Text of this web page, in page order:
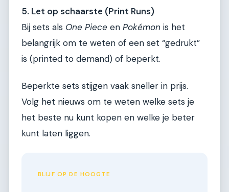
5. Let op schaarste (Print Runs)
Bij sets als One Piece en Pokémon is het
belangrijk om te weten of een set “gedrukt”
is (printed to demand) of beperkt.
Beperkte sets stijgen vaak sneller in prijs.
Volg het nieuws om te weten welke sets je
het beste nu kunt kopen en welke je beter
kunt laten liggen.
BLIJF OP DE HOOGTE